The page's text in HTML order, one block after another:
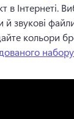
в Інтернеті.
й звукові
кольори
набору